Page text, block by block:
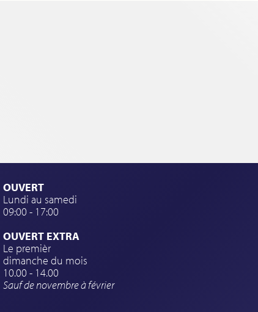
OUVERT
Lundi au samedi
09:00 - 17:00
OUVERT EXTRA
Le premièr
dimanche du mois
10.00 - 14.00
Sauf de novembre à février